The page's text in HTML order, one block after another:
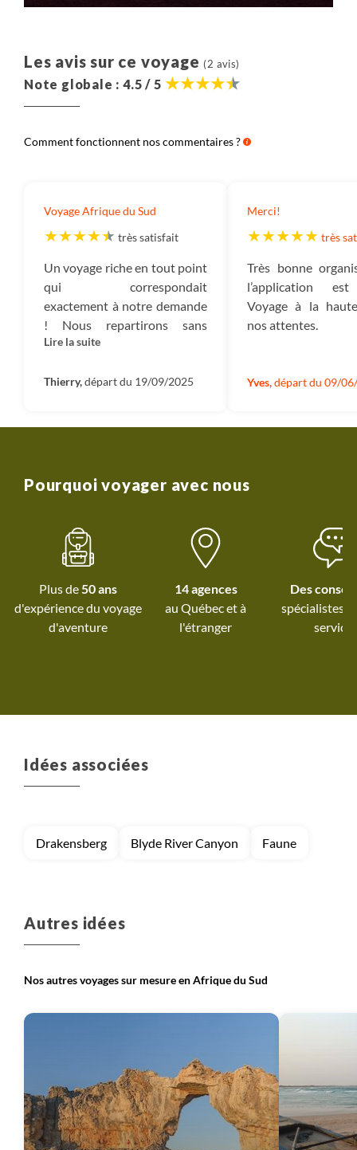
Les avis sur ce voyage (2 avis)
Note globale : 4.5 / 5
Comment fonctionnent nos commentaires ?
Voyage Afrique du Sud
très satisfait
Un voyage riche en tout point
qui correspondait
exactement à notre demande
! Nous repartirons sans
aucune hésitation avec
Lire la suite
Thierry,départ du 19/09/2025
Merci!
très
Très bonne
l’application
Voyage à la
nos attentes.
Yves,départ du 09/
Pourquoi voyager avec nous
Plus de 50 ans
d'expérience du voyage
d'aventure
14 agences
au Québec età
l'étranger
Des
spécialistes
service
Idées associées
Drakensberg Blyde River Canyon Faune
Autres idées
Nos autres voyages sur mesure en Afrique du Sud